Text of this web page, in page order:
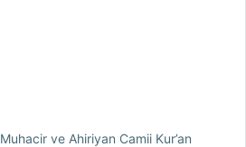
Muhacir ve Ahiriyan Camii Kur’an